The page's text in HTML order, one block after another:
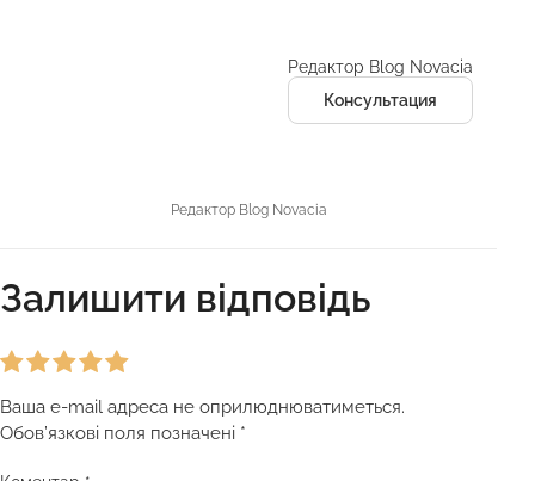
Редактор Blog Novacia
Консультация
Редактор Blog Novacia
Залишити відповідь
Ваша e-mail адреса не оприлюднюватиметься.
Обов’язкові поля позначені *